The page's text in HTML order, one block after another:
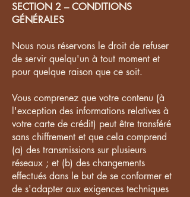
SECTION 2 – CONDITIONS
GÉNÉRALES
Nous nous réservons le droit de refuser
de servir quelqu'un à tout moment et
pour quelque raison que ce soit.
Vous comprenez que votre contenu (à
l'exception des informations relatives à
votre carte de crédit) peut être transféré
sans chiffrement et que cela comprend
(a) des transmissions sur plusieurs
réseaux ; et (b) des changements
effectués dans le but de se conformer et
de s'adapter aux exigences techniques